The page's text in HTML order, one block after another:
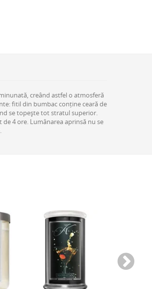
creând astfel o atmosferă
fitil din bumbac conține ceară de
se topește tot stratul superior.
4 ore. Lumânarea aprinsă nu se